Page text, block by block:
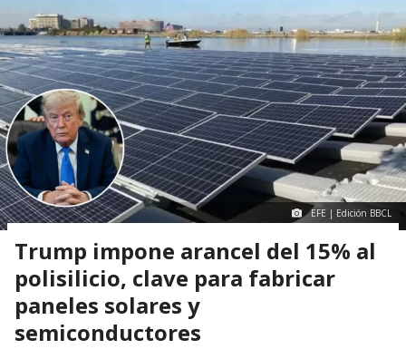
EFE | Edición BBCL
Trump impone arancel del 15% al
polisilicio, clave para fabricar
paneles solares y
semiconductores